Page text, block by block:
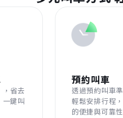
，省去
一鍵叫
預約叫車
透過預約叫車
輕鬆安排行程
的便捷與可靠性